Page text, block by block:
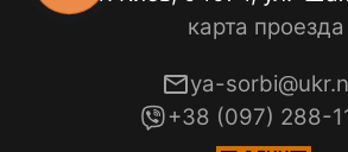
карта проезда
ya-
+38 (097) 288-